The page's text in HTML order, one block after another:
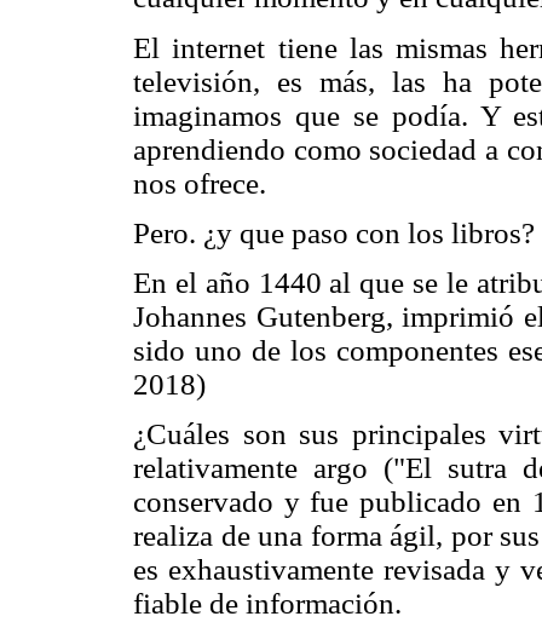
El internet tiene las mismas
televisión, es más, las ha
imaginamos que se podía. Y
aprendiendo como sociedad a
nos ofrece.
Pero. ¿y que paso con los libros?
En el año 1440 al que se le
Johannes Gutenberg, imprimió
sido uno de los componentes
2018)
¿Cuáles son sus principales
relativamente argo ("El sutra
conservado y fue publicado en
realiza de una forma ágil, por
es exhaustivamente revisada y
fiable de información.